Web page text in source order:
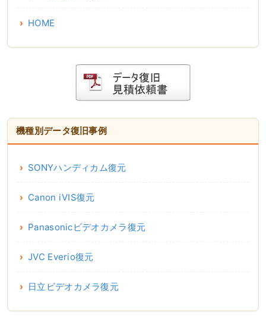
HOME
機種別データ復旧事例
SONYハンディカム復元
Canon iVIS復元
Panasonicビデオカメラ復元
JVC Everio復元
日立ビデオカメラ復元